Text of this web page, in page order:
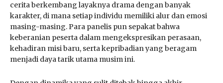
cerita berkembang layaknya drama dengan banyak
karakter, di mana setiap individu memiliki alur dan emosi
masing-masing. Para panelis pun sepakat bahwa
keberanian peserta dalam mengekspresikan perasaan,
kehadiran misi baru, serta kepribadian yang beragam
menjadi daya tarik utama musim ini.